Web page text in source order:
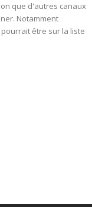
que d'autres canaux
Notamment
pourrait être sur la liste